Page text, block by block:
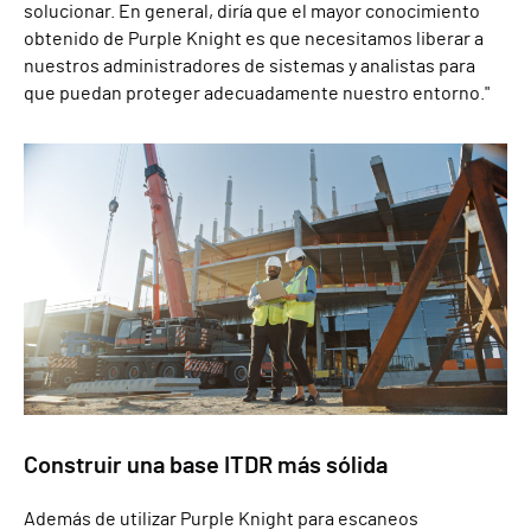
solucionar. En general, diría que el mayor conocimiento
obtenido de Purple Knight es que necesitamos liberar a
nuestros administradores de sistemas y analistas para
que puedan proteger adecuadamente nuestro entorno."
Construir una base ITDR más sólida
Además de utilizar Purple Knight para escaneos